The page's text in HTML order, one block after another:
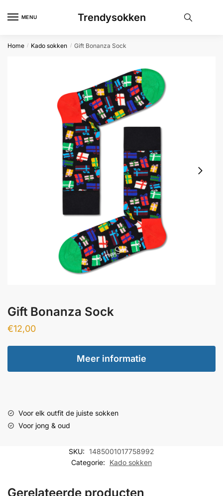
MENU Trendysokken
Home / Kado sokken / Gift Bonanza Sock
Gift Bonanza Sock
€12,00
Meer informatie
Voor elk outfit de juiste sokken
Voor jong & oud
SKU: 1485001017758992
Categorie:
Kado sokken
Gerelateerde producten